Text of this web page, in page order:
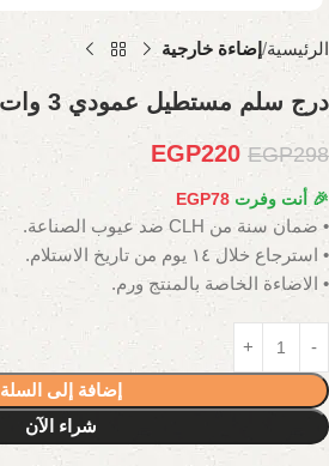
الرئيسية إضاءة خارجية
درج سلم مستطيل عمودي 3 وات
EGP298
EGP220
🎉 أنت وفرت EGP78
• ضمان سنة من CLH ضد عيوب الصناعة.
• استرجاع خلال ١٤ يوم من تاريخ الاستلام.
• الاضاءة الخاصة بالمنتج ورم.
إضافة إلى السلة
شراء الآن